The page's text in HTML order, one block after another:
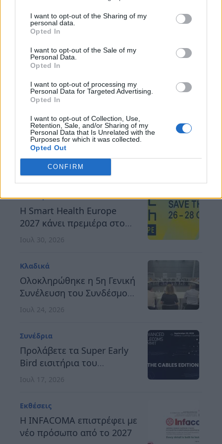
I want to opt-out of the Sharing of my
personal data.
Opted In
I want to opt-out of the Sale of my
Personal Data.
Opted In
I want to opt-out of processing my
Personal Data for Targeted Advertising.
Opted In
I want to opt-out of Collection, Use,
Retention, Sale, and/or Sharing of my
Personal Data that Is Unrelated with the
Purposes for which it was collected.
Opted Out
CONFIRM
Κατ/κές Εταιρείες
Εμπορικά Συνέδρια
Πιο πρόσφατα
Συνέδρια
Το 11ο Business Forum
Ελλάδας-Σουηδίας
αναδεικνύει τον δρόμο
προς μια ανθεκτική,
ανταγωνιστική Ευρώπη
Αυγ 05, 2026
Διεθνή
H Smart Health Europe
2027 κάνει πρεμιέρα στο
Βερολίνο, στις 26 έως 28
Ιουλ 30, 2026
Κλαδικά
Ολοκληρώθηκε η 5η Γενική
Συνέλευση του Συνδέσμου
Οργανωτών &
Ελλάδος
Ιουλ 24, 2026
Συνέδρια
Προλάβετε τα Super Early
Bird εισιτήρια του
Advanced Telecoms
Ιουλ 17, 2026
Εκθέσεις
Η INFACOMA επιστρέφει με
νέο πρόσωπο από το 2027